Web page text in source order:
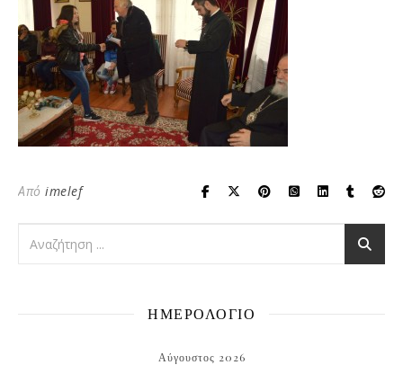
Από imelef
ΗΜΕΡΟΛΟΓΙΟ
Αύγουστος 2026